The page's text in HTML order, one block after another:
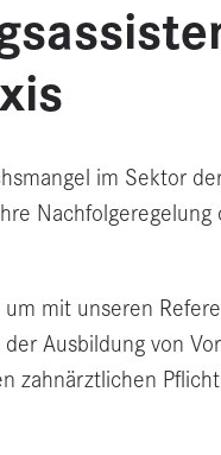
im Sektor
mit unseren
Ausbildung von
zahnärztlichen